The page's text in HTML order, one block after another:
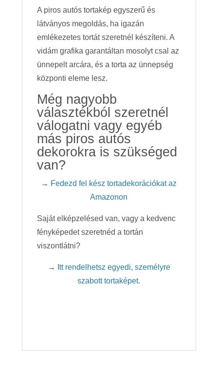
A piros autós tortakép egyszerű és
látványos megoldás, ha igazán
emlékezetes tortát szeretnél készíteni. A
vidám grafika garantáltan mosolyt csal az
ünnepelt arcára, és a torta az ünnepség
központi eleme lesz.
Még nagyobb
választékból szeretnél
válogatni vagy egyéb
más piros autós
dekorokra is szükséged
van?
→ Fedezd fel kész tortadekorációkat az
Amazonon
Saját elképzelésed van, vagy a kedvenc
fényképedet szeretnéd a tortán
viszontlátni?
→
Itt rendelhetsz egyedi, személyre
szabott tortaképet.